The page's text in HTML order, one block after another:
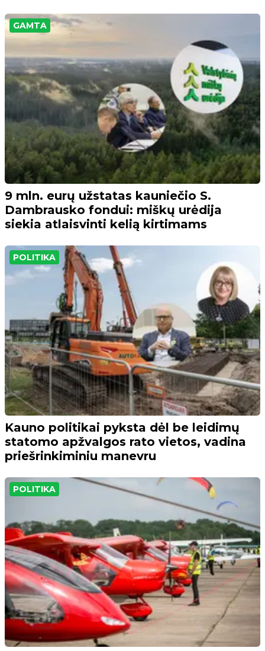
GAMTA
9 mln. eurų užstatas kauniečio S.
Dambrausko fondui: miškų urėdija
siekia atlaisvinti kelią kirtimams
POLITIKA
Kauno politikai pyksta dėl be leidimų
statomo apžvalgos rato vietos, vadina
priešrinkiminiu manevru
POLITIKA